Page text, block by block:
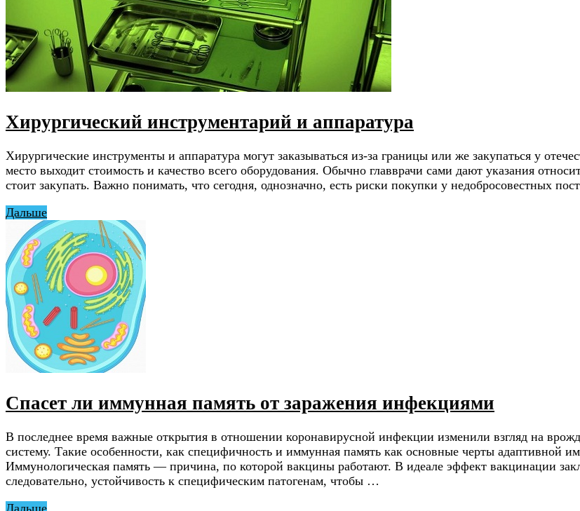
Хирургический инструментарий и аппаратура
Хирургические инструменты и аппаратура могут заказываться из-за границы или же закупаться у
место выходит стоимость и качество всего оборудования. Обычно главврачи сами дают указания
стоит закупать. Важно понимать, что сегодня, однозначно, есть риски покупки у недобросовестных
Дальше
Спасет ли иммунная память от заражения инфекциями
В последнее время важные открытия в отношении коронавирусной инфекции изменили взгляд на
систему. Такие особенности, как специфичность и иммунная память как основные черты адаптивной
Иммунологическая память — причина, по которой вакцины работают. В идеале эффект вакцинации
следовательно, устойчивость к специфическим патогенам, чтобы …
Дальше